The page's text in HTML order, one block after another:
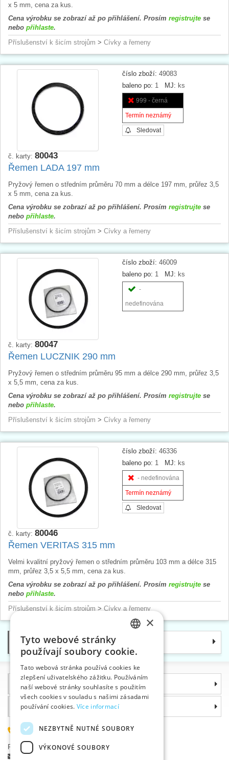
x 5 mm, cena za kus.
Cena výrobku se zobrazí až po přihlášení. Prosím registrujte se
nebo přihlaste.
Příslušenství k šicím strojům > Cívky a řemeny
číslo zboží: 49083
baleno po: 1 MJ: ks
999 - černá
Termín neznámý
Sledovat
č. karty: 80043
Řemen LADA 197 mm
Pryžový řemen o středním průměru 70 mm a délce 197 mm, průřez 3,5
x 5 mm, cena za kus.
Cena výrobku se zobrazí až po přihlášení. Prosím registrujte se
nebo přihlaste.
Příslušenství k šicím strojům > Cívky a řemeny
číslo zboží: 46009
baleno po: 1 MJ: ks
-
nedefinována
č. karty: 80047
Řemen LUCZNIK 290 mm
Pryžový řemen o středním průměru 95 mm a délce 290 mm, průřez 3,5
x 5,5 mm, cena za kus.
Cena výrobku se zobrazí až po přihlášení. Prosím registrujte se
nebo přihlaste.
Příslušenství k šicím strojům > Cívky a řemeny
číslo zboží: 46336
baleno po: 1 MJ: ks
- nedefinována
Termín neznámý
Sledovat
č. karty: 80046
Řemen VERITAS 315 mm
Velmi kvalitní pryžový řemen o středním průměru 103 mm a délce 315
mm, průřez 3,5 x 5,5 mm, cena za kus.
Cena výrobku se zobrazí až po přihlášení. Prosím registrujte se
nebo přihlaste.
Příslušenství k šicím strojům > Cívky a řemeny
Kategorie
Informace
Proč si zvolit právě nás
585 051 217
Plzeňská 868, 783 91 Uničov, Česká republika
Položit dotaz
ENGLISH
GERMAN
×
Tyto webové stránky
používají soubory cookie.
Tato webová stránka používá cookies ke
zlepšení uživatelského zážitku. Používáním
naší webové stránky souhlasíte s použitím
všech cookies v souladu s našimi zásadami
používání cookies. Více informací
NEZBYTNĚ NUTNÉ SOUBORY
VÝKONOVÉ SOUBORY